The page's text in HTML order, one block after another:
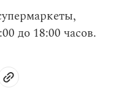
до 18:00 часов.